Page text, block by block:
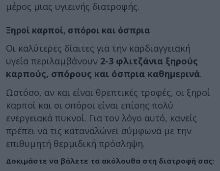
μέρος μιας υγιεινής διατροφής.
Ξηροί καρποί, σπόροι και όσπρια
Οι καλύτερες δίαιτες για την καρδιαγγειακή
υγεία περιλαμβάνουν 2-3 φλιτζάνια ξηρούς
καρπούς, σπόρους και όσπρια καθημερινά.
Ωστόσο, αν και είναι θρεπτικές τροφές, οι ξηροί
καρποί και οι σπόροι είναι επίσης πολύ
ενεργειακά πυκνοί. Για τον λόγο αυτό, κανείς
πρέπει να τις καταναλώνει σύμφωνα με την
επιθυμητή θερμιδική πρόσληψη.
Δοκιμάστε να βάλετε τα ακόλουθα στη διατροφή σας: